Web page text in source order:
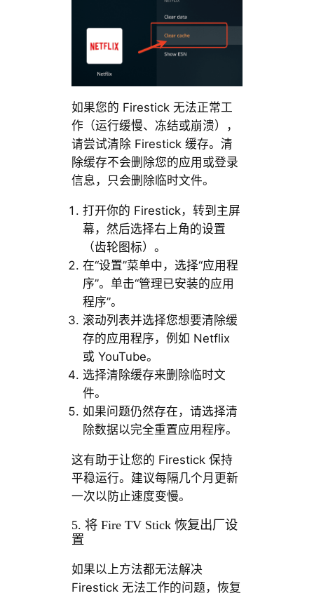
如果您的 Firestick 无法正常工
作（运行缓慢、冻结或崩溃），
请尝试清除 Firestick 缓存。清
除缓存不会删除您的应用或登录
信息，只会删除临时文件。
打开你的 Firestick，转到主屏
幕，然后选择右上角的设置
（齿轮图标）。
在“设置”菜单中，选择“应用程
序”。单击“管理已安装的应用
程序”。
滚动列表并选择您想要清除缓
存的应用程序，例如 Netflix
或 YouTube。
选择清除缓存来删除临时文
件。
如果问题仍然存在，请选择清
除数据以完全重置应用程序。
这有助于让您的 Firestick 保持
平稳运行。建议每隔几个月更新
一次以防止速度变慢。
5. 将 Fire TV Stick 恢复出厂设
置
如果以上方法都无法解决
Firestick 无法工作的问题，恢复